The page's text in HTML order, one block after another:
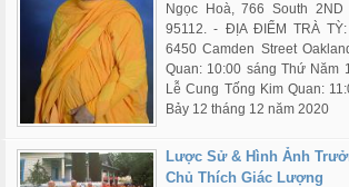
Ngọc Hoà, 766 South
95112. - ĐỊA ĐIỂM TRÀ
6450 Camden Street
Quan: 10:00 sáng Thứ Năm
Lễ Cung Tống Kim Quan:
Bảy 12 tháng 12 năm 2020
Lược Sử & Hình Ảnh
Chủ Thích Giác Lượng